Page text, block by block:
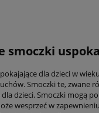
smoczki
dla dzieci w
Smoczki te, zwane
dla dzieci. Smoczki mogą
wesprzeć w